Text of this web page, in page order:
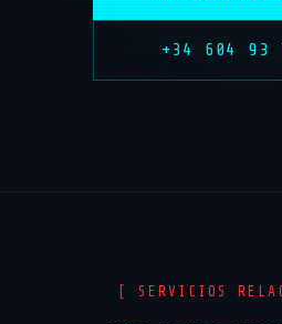
+34 604 93
[ SERVICIOS